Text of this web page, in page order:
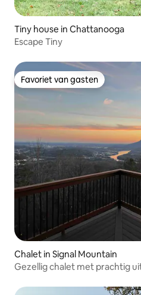
Tiny house in Chattanooga
Escape Tiny
Favoriet van gasten
Favoriet van gasten
Chalet in Signal Mountain
Gezellig chalet met prachtig